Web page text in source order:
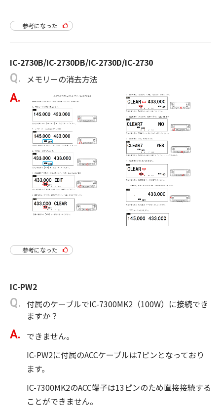
参考になった
IC-2730B/IC-2730DB/IC-2730D/IC-2730
メモリーの消去方法
参考になった
IC-PW2
付属のケーブルでIC-7300MK2（100W）に接続でき
ますか？
できません。
IC-PW2に付属のACCケーブルは7ピンとなっており
ます。
IC-7300MK2のACC端子は13ピンのため直接接続する
ことができません。